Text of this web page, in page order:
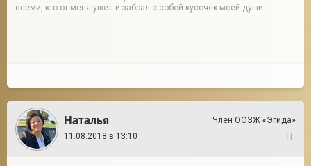
всеми, кто от меня ушел и забрал с собой кусочек моей души
Наталья
Член ООЗЖ «Эгида»
11.08.2018 в 13:10